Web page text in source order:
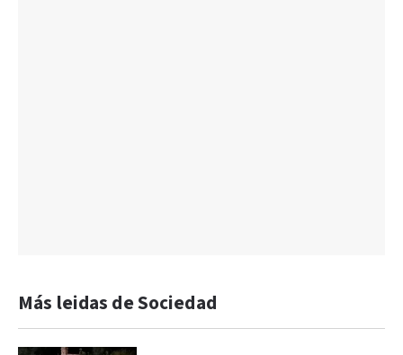
Más leidas de Sociedad